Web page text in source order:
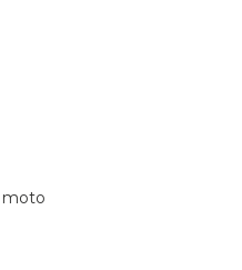
moto